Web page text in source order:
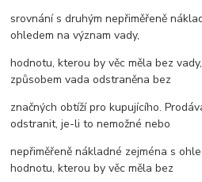
srovnání s druhým nepřiměřeně
ohledem na význam vady,
hodnotu, kterou by věc měla bez
způsobem vada odstraněna bez
značných obtíží pro kupujícího.
odstranit, je-li to nemožné nebo
nepřiměřeně nákladné zejména s
hodnotu, kterou by věc měla bez